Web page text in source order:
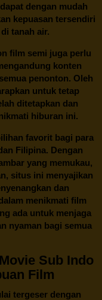
dengan mudah
kepuasan tersendiri
tanah air.
film semi juga perlu
konten
penonton. Oleh
untuk tetap
ditetapkan dan
hiburan ini.
favorit bagi para
Filipina. Dengan
yang memukau,
situs ini menyajikan
dan
menikmati film
ada untuk menjaga
nyaman bagi semua
Sub Indo
Film
tergeser dengan